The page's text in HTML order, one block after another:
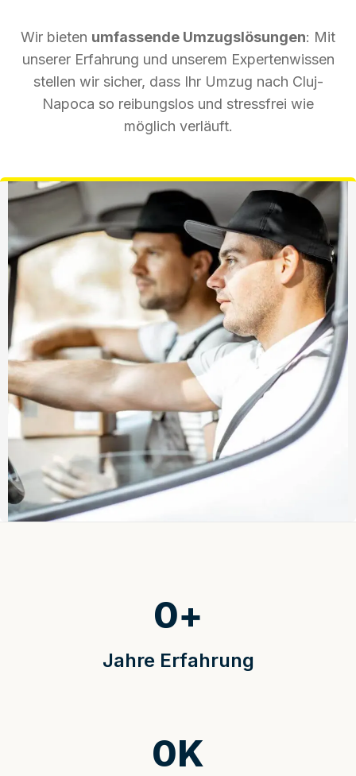
Wir bieten umfassende Umzugslösungen: Mit
unserer Erfahrung und unserem Expertenwissen
stellen wir sicher, dass Ihr Umzug nach Cluj-
Napoca so reibungslos und stressfrei wie
möglich verläuft.
Jahre Erfahrung
0+
0K